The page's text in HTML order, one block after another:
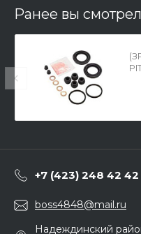
Ранее вы
+7 (423) 248 42 42
boss4848@mail.ru
Надеждинский